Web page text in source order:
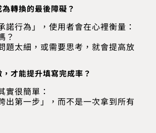
轉換的最後障礙？
諾行為」，使用者會在心裡衡量：
？
題太細，或需要思考，就會提高放
才能提升填寫完成率？
實很簡單：
出第一步」，而不是一次拿到所有